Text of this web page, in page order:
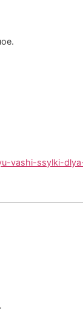
vashi-ssylki-